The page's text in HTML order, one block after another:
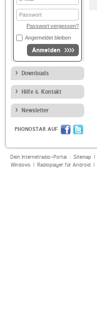
Mail
Passwort
Passwort vergessen?
Angemeldet bleiben
Anmelden
Downloads
Hilfe & Kontakt
Newsletter
PHONOSTAR AUF
Dein Internetradio-Portal : Sitemap|
Windows| Radioplayer für Android|